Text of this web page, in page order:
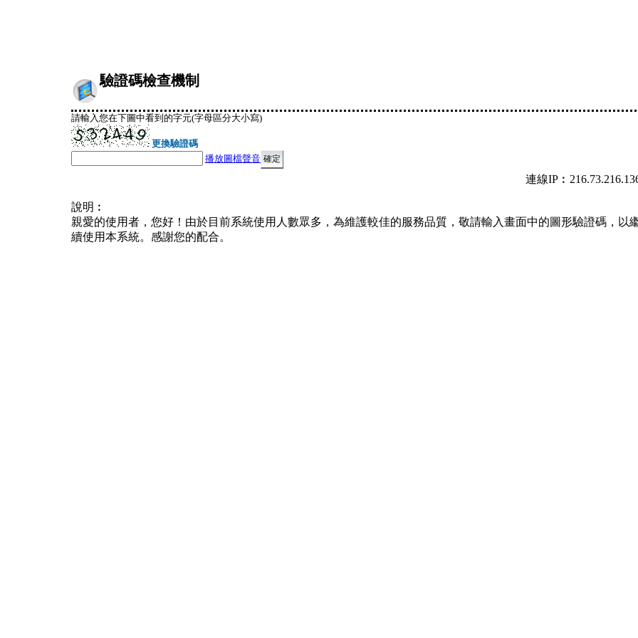
驗證碼檢查機制
請輸入您在下圖中看到的字元(字母區分大小寫)
更換驗證碼
播放圖檔聲音
連線
說明︰
親愛的使用者，您好！由於目前系統使用人數眾多，為維護較佳的服務品質，敬請輸入畫面中的圖形驗證碼，以
續使用本系統。感謝您的配合。